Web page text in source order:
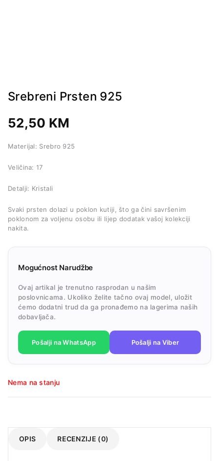
Srebreni Prsten 925
52,50 KM
Materijal: Srebro 925
Veličina: 17
Detalji: Kristali
Svaki prsten dolazi u poklon kutiji, što ga čini savršenim
poklonom za voljenu osobu ili lijep dodatak vašoj kolekciji
nakita.
Mogućnost Narudžbe
Ovaj artikal je trenutno rasprodan u našim
poslovnicama. Ukoliko želite tačno ovaj model, uložit
ćemo dodatni trud da ga pronađemo na lagerima naših
dobavljača.
Pošalji na WhatsApp Pošalji na Viber
Nema na stanju
OPIS RECENZIJE (0)